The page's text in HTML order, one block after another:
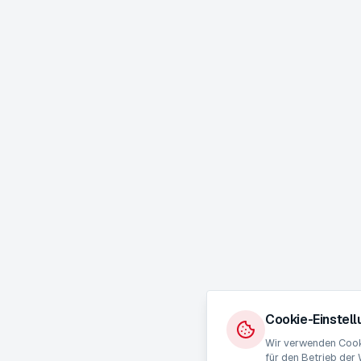
Cookie-
Wir verwenden
für den Betrieb der